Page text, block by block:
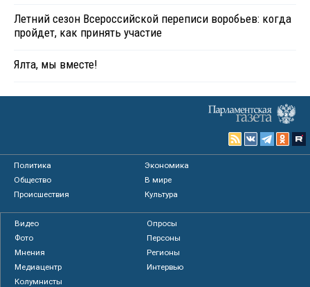
Летний сезон Всероссийской переписи воробьев: когда
пройдет, как принять участие
Ялта, мы вместе!
Политика
Экономика
Общество
В мире
Происшествия
Культура
Видео
Опросы
Фото
Персоны
Мнения
Регионы
Медиацентр
Интервью
Колумнисты